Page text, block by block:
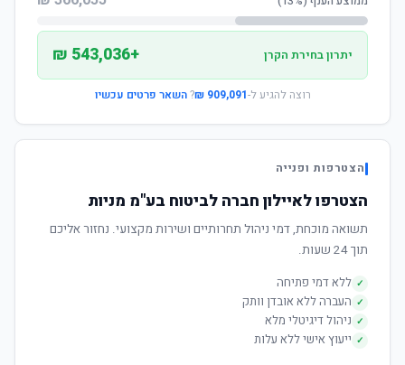
יתרון בחירת הקרן +543,036 ₪
רוצה להגיע ל-909,091 ₪
?השאר פרטים עכשיו
הצטרפות ופנייה
הצטרפו לאיילון חברה לביטוח בע"מ מניות
תשואה מוכחת, דמי ניהול תחרותיים ושירות מקצועי. נחזור אליכם
תוך 24 שעות.
✓ ללא דמי פתיחה
✓ העברה ללא אובדן וותק
✓ ניהול דיגיטלי מלא
✓ ייעוץ אישי ללא עלות